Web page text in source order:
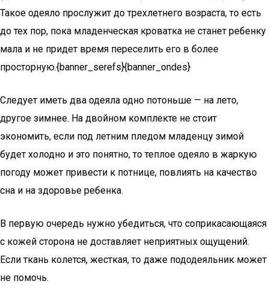
Такое одеяло прослужит до трехлетнего возраста, то есть
до тех пор, пока младенческая кроватка не станет ребенку
мала и не придет время переселить его в более
просторную.{banner_serefs}{banner_ondes}
Следует иметь два одеяла одно потоньше — на лето,
другое зимнее. На двойном комплекте не стоит
экономить, если под летним пледом младенцу зимой
будет холодно и это понятно, то теплое одеяло в жаркую
погоду может привести к потнице, повлиять на качество
сна и на здоровье ребенка.
В первую очередь нужно убедиться, что соприкасающаяся
с кожей сторона не доставляет неприятных ощущений.
Если ткань колется, жесткая, то даже пододеяльник может
не помочь.